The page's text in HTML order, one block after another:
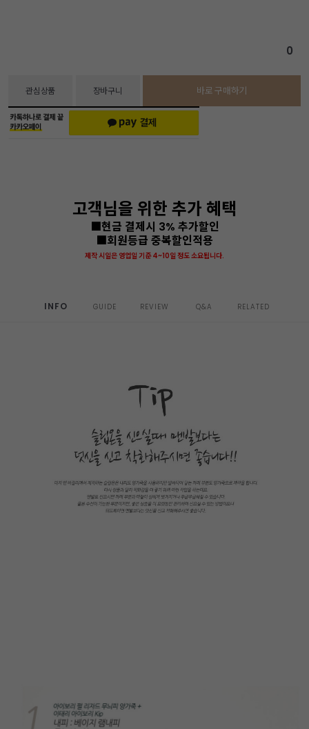
0
관심상품 장바구니 바로 구매하기
고객님을 위한 추가 혜택
■현금 결제시 3% 추가할인
■회원등급 중복할인적용
제작 시일은 영업일 기준 4~10일 정도 소요됩니다.
INFO GUIDE REVIEW Q&A RELATED